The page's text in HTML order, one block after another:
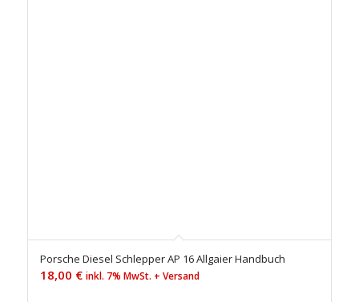
Porsche Diesel Schlepper AP 16 Allgaier Handbuch
18,00 € inkl. 7% MwSt. + Versand